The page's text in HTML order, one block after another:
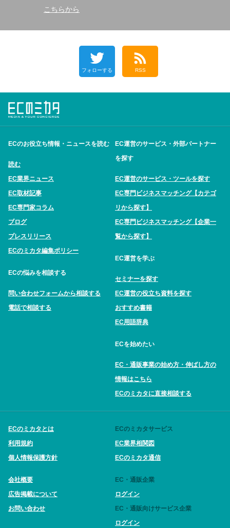
こちらから
フォローする RSS
ECのお役立ち情報・ニュースを読む
読む
EC業界ニュース
EC取材記事
EC専門家コラム
ブログ
プレスリリース
ECのミカタ編集ポリシー
ECの悩みを相談する
問い合わせフォームから相談する
電話で相談する
EC運営のサービス・外部パートナー
を探す
EC運営のサービス・ツールを探す
EC専門ビジネスマッチング【カテゴ
リから探す】
EC専門ビジネスマッチング【企業一
覧から探す】
EC運営を学ぶ
セミナーを探す
EC運営の役立ち資料を探す
おすすめ書籍
EC用語辞典
ECを始めたい
EC・通販事業の始め方・伸ばし方の
情報はこちら
ECのミカタに直接相談する
ECのミカタとは
利用規約
個人情報保護方針
会社概要
広告掲載について
お問い合わせ
ECのミカタサービス
EC業界相関図
ECのミカタ通信
EC・通販企業
ログイン
EC・通販向けサービス企業
ログイン